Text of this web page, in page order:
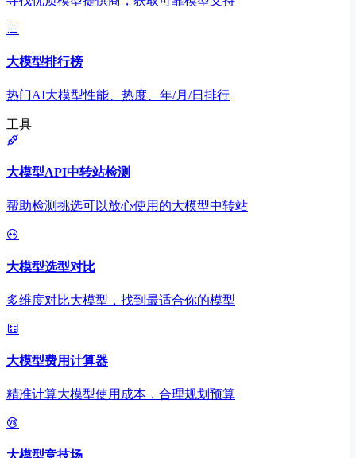
大模型排行榜
热门AI大模型性能、热度、年/月/日排行
工具
大模型API中转站检测
帮助检测挑选可以放心使用的大模型中转站
大模型选型对比
多维度对比大模型，找到最适合你的模型
大模型费用计算器
精准计算大模型使用成本，合理规划预算
大模型竞技场